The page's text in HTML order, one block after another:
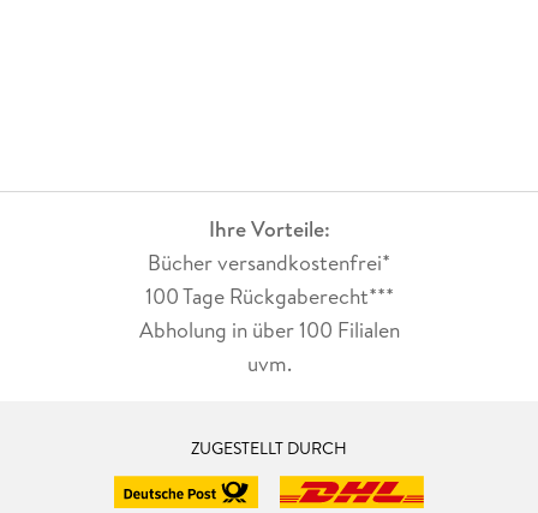
Ihre Vorteile:
Bücher versandkostenfrei*
100 Tage Rückgaberecht***
Abholung in über 100 Filialen
uvm.
ZUGESTELLT DURCH